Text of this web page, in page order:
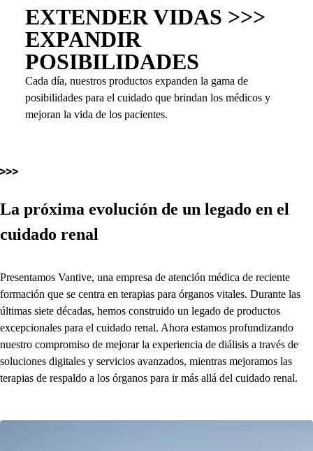
EXTENDER VIDAS >>>
EXPANDIR
POSIBILIDADES
Cada día, nuestros productos expanden la gama de
posibilidades para el cuidado que brindan los médicos y
mejoran la vida de los pacientes.
La próxima evolución de un legado en el
cuidado renal
Presentamos Vantive, una empresa de atención médica de reciente
formación que se centra en terapias para órganos vitales. Durante las
últimas siete décadas, hemos construido un legado de productos
excepcionales para el cuidado renal. Ahora estamos profundizando
nuestro compromiso de mejorar la experiencia de diálisis a través de
soluciones digitales y servicios avanzados, mientras mejoramos las
terapias de respaldo a los órganos para ir más allá del cuidado renal.